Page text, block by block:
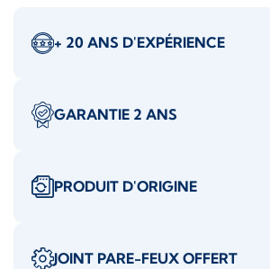
+ 20 ANS D'EXPÉRIENCE
GARANTIE 2 ANS
PRODUIT D'ORIGINE
JOINT PARE-FEUX OFFERT